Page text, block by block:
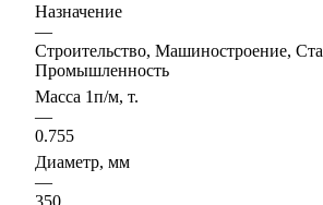
Назначение
—
Строительство, Машиностроение,
Промышленность
Масса 1п/м, т.
—
0.755
Диаметр, мм
—
350